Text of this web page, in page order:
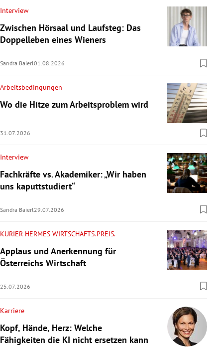
Interview
Zwischen Hörsaal und Laufsteg: Das
Doppelleben eines Wieners
Sandra Baierl01.08.2026
Arbeitsbedingungen
Wo die Hitze zum Arbeitsproblem wird
31.07.2026
Interview
Fachkräfte vs. Akademiker: „Wir haben
uns kaputtstudiert“
Sandra Baierl 29.07.2026
KURIER HERMES WIRTSCHAFTS.PREIS.
Applaus und Anerkennung für
Österreichs Wirtschaft
25.07.2026
Karriere
Kopf, Hände, Herz: Welche
Fähigkeiten die KI nicht ersetzen kann